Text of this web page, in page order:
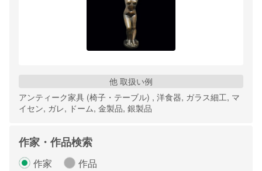
他 取扱い例
アンティーク家具 (椅子・テーブル) , 洋食器, ガラス細工, マ
イセン, ガレ, ドーム, 金製品, 銀製品
作家・作品検索
作家 作品